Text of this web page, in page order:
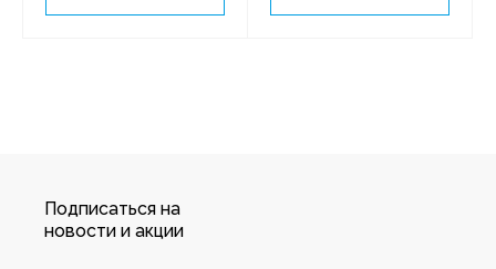
Подписаться на
новости и акции